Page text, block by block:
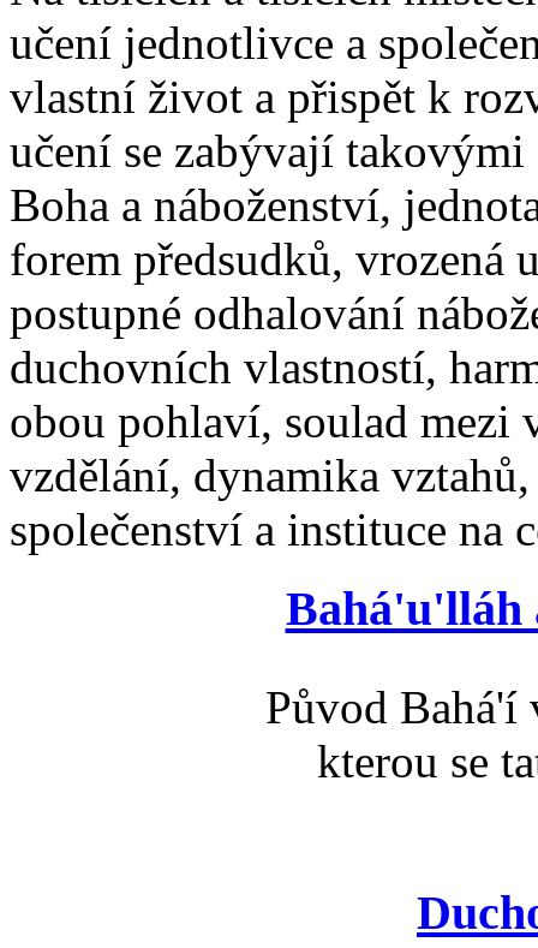
učení jednotlivce a
vlastní život a přispět k
učení se zabývají
Boha a náboženství,
forem předsudků, vrozená
postupné odhalování
duchovních vlastností,
obou pohlaví, soulad mezi
vzdělání, dynamika
společenství a instituce na
Bahá'u'lláh
Původ
kterou se